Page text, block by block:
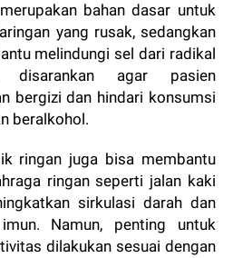
bahan dasar untuk
yang rusak, sedangkan
melindungi sel dari radikal
agar pasien
bergizi dan hindari konsumsi
beralkohol.
ringan juga bisa membantu
ringan seperti jalan kaki
sirkulasi darah dan
Namun, penting untuk
dilakukan sesuai dengan